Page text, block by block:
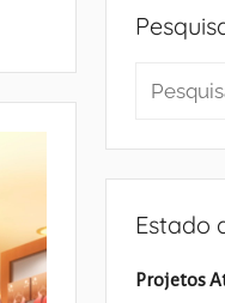
Pesquisar
Estado
Projetos